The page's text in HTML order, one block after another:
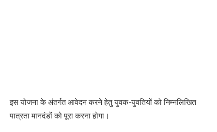
इस योजना के अंतर्गत आवेदन करने हेतु युवक-युवतियों को निम्नलिखित
पात्रता मानदंडों को पूरा करना होगा।